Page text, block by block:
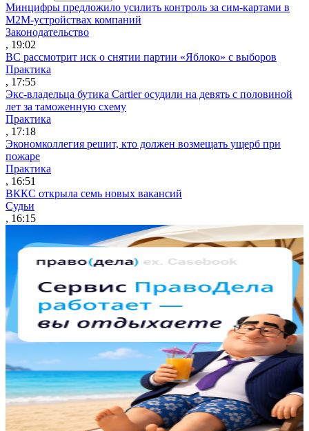
Минцифры предложило усилить контроль за сим-картами в
M2M-устройствах компаний
Законодательство
, 19:02
ВС рассмотрит иск о снятии партии «Яблоко» с выборов
Практика
, 17:55
Экс-владельца бутика Cartier осудили на девять с половиной
лет за таможенную схему
Практика
, 17:18
Экономколлегия решит, кто должен возмещать ущерб при
пожаре
Практика
, 16:51
ВККС открыла семь новых вакансий
Судьи
, 16:15